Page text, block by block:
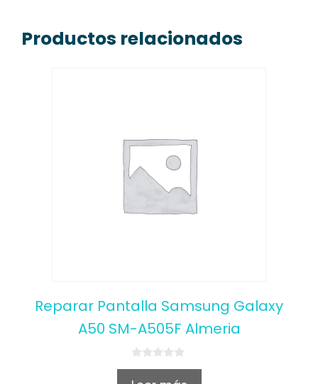
Productos relacionados
Reparar Pantalla Samsung Galaxy
A50 SM-A505F Almeria
0